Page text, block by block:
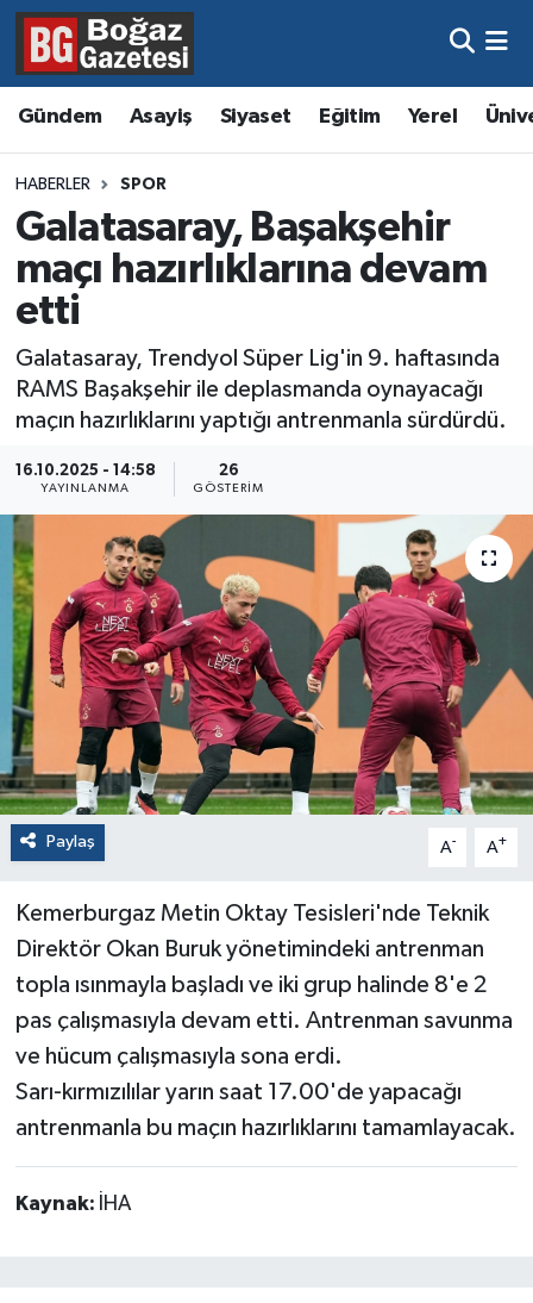
Gündem Asayiş Siyaset Eğitim Yerel
HABERLER SPOR
Galatasaray, Başakşehir
maçı hazırlıklarına devam
etti
Galatasaray, Trendyol Süper Lig'in 9. haftasında
RAMS Başakşehir ile deplasmanda oynayacağı
maçın hazırlıklarını yaptığı antrenmanla sürdürdü.
16.10.2025 - 14:58
YAYINLANMA
26
GÖSTERIM
Paylaş A- A+
Kemerburgaz Metin Oktay Tesisleri'nde Teknik
Direktör Okan Buruk yönetimindeki antrenman
topla ısınmayla başladı ve iki grup halinde 8'e 2
pas çalışmasıyla devam etti. Antrenman savunma
ve hücum çalışmasıyla sona erdi.
Sarı-kırmızılılar yarın saat 17.00'de yapacağı
antrenmanla bu maçın hazırlıklarını tamamlayacak.
Kaynak: İHA
Asayiş
Eğitim
Ekonomi
Gündem
Magazin
Sağlık
Hava Durumu
Trafik Durumu
Süper Lig Puan Durumu ve Fikstür
Tüm Manşetler
Haber Arşivi